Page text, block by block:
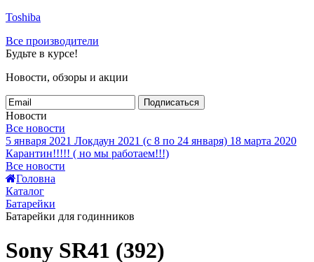
Toshiba
Все производители
Будьте в курсе!
Новости, обзоры и акции
Подписаться
Новости
Все новости
5 января 2021 Локдаун 2021 (с 8 по 24 января) 18 марта 2020
Карантин!!!!! ( но мы работаем!!!)
Все новости
Головна
Каталог
Батарейки
Батарейки для годинников
Sony SR41 (392)